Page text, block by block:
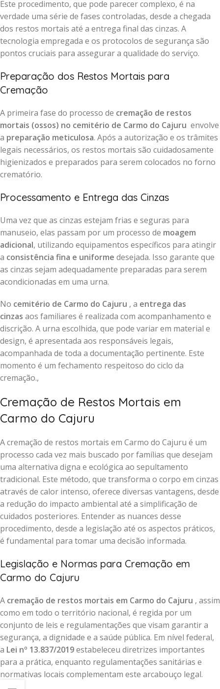
Este procedimento, que pode parecer complexo, é na
verdade uma série de fases controladas, desde a chegada
dos restos mortais até a entrega final das cinzas. A
tecnologia empregada e os protocolos de segurança são
pontos cruciais para assegurar a qualidade do serviço.
Preparação dos Restos Mortais para
Cremação
A primeira fase do processo de cremação de restos
mortais (ossos) no cemitério de Carmo do Cajuru envolve
a preparação meticulosa. Após a autorização e os trâmites
legais necessários, os restos mortais são cuidadosamente
higienizados e preparados para serem colocados no forno
crematório.
Processamento e Entrega das Cinzas
Uma vez que as cinzas estejam frias e seguras para
manuseio, elas passam por um processo de moagem
adicional, utilizando equipamentos específicos para atingir
a consistência fina e uniforme desejada. Isso garante que
as cinzas sejam adequadamente preparadas para serem
acondicionadas em uma urna.
No cemitério de Carmo do Cajuru , a entrega das
cinzas aos familiares é realizada com acompanhamento e
discrição. A urna escolhida, que pode variar em material e
design, é apresentada aos responsáveis legais,
acompanhada de toda a documentação pertinente. Este
momento é um fechamento respeitoso do ciclo da
cremação.,
Cremação de Restos Mortais em
Carmo do Cajuru
A cremação de restos mortais em Carmo do Cajuru é um
processo cada vez mais buscado por famílias que desejam
uma alternativa digna e ecológica ao sepultamento
tradicional. Este método, que transforma o corpo em cinzas
através de calor intenso, oferece diversas vantagens, desde
a redução do impacto ambiental até a simplificação de
cuidados posteriores. Entender as nuances desse
procedimento, desde a legislação até os aspectos práticos,
é fundamental para tomar uma decisão informada.
Legislação e Normas para Cremação em
Carmo do Cajuru
A cremação de restos mortais em Carmo do Cajuru , assim
como em todo o território nacional, é regida por um
conjunto de leis e regulamentações que visam garantir a
segurança, a dignidade e a saúde pública. Em nível federal,
a Lei nº 13.837/2019estabeleceu diretrizes importantes
para a prática, enquanto regulamentações sanitárias e
normativas locais complementam este arcabouço legal.